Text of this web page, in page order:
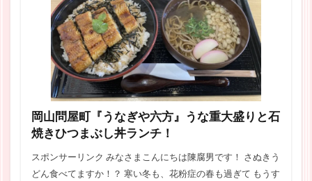
岡山問屋町『うなぎや六方』うな重大盛りと石
焼きひつまぶし丼ランチ！
スポンサーリンク みなさまこんにちは陳腐男です！ さぬきう
どん食べてますか！？ 寒い冬も、花粉症の春も過ぎて もうす